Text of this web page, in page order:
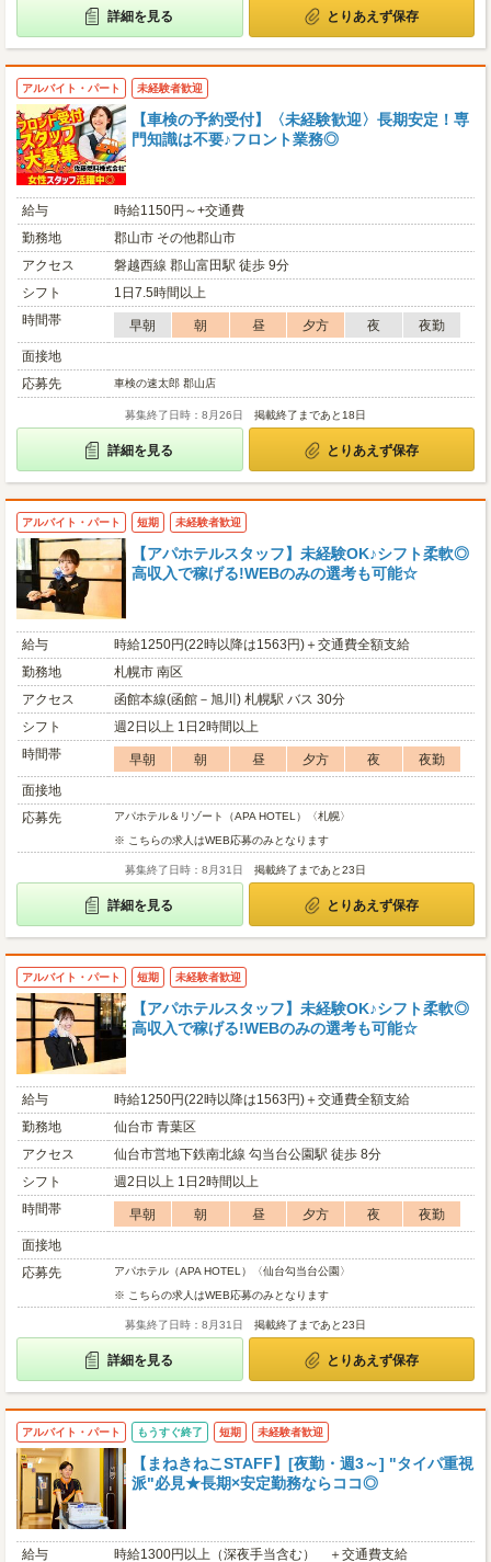
詳細を見る とりあえず保存
アルバイト・パート 未経験者歓迎
【車検の予約受付】〈未経験歓迎〉長期安定！専
門知識は不要♪フロント業務◎
給与
時給1150円～+交通費
勤務地
郡山市 その他郡山市
アクセス
磐越西線 郡山富田駅 徒歩 9分
シフト
1日7.5時間以上
時間帯
早朝 朝 昼 夕方 夜
夜勤
面接地
応募先
車検の速太郎 郡山店
募集終了日時：8月26日 掲載終了まであと18日
詳細を見る とりあえず保存
アルバイト・パート 短期 未経験者歓迎
【アパホテルスタッフ】未経験OK♪シフト柔軟◎
高収入で稼げる!WEBのみの選考も可能☆
給与
時給1250円(22時以降は1563円)＋交通費全額支給
勤務地
札幌市 南区
アクセス
函館本線(函館－旭川) 札幌駅 バス 30分
シフト
週2日以上 1日2時間以上
時間帯
早朝 朝 昼 夕方 夜
夜勤
面接地
応募先
アパホテル＆リゾート（APA HOTEL）〈札幌〉
※ こちらの求人はWEB応募のみとなります
募集終了日時：8月31日 掲載終了まであと23日
詳細を見る とりあえず保存
アルバイト・パート 短期 未経験者歓迎
【アパホテルスタッフ】未経験OK♪シフト柔軟◎
高収入で稼げる!WEBのみの選考も可能☆
給与
時給1250円(22時以降は1563円)＋交通費全額支給
勤務地
仙台市 青葉区
アクセス
仙台市営地下鉄南北線 勾当台公園駅 徒歩 8分
シフト
週2日以上 1日2時間以上
時間帯
早朝 朝 昼 夕方 夜
夜勤
面接地
応募先
アパホテル（APA HOTEL）〈仙台勾当台公園〉
※ こちらの求人はWEB応募のみとなります
募集終了日時：8月31日 掲載終了まであと23日
詳細を見る とりあえず保存
アルバイト・パート もうすぐ終了 短期 未経験者歓迎
【まねきねこSTAFF】[夜勤・週3～] "タイパ重視
派"必見★長期×安定勤務ならココ◎
給与 時給1300円以上（深夜手当含む） ＋交通費支給